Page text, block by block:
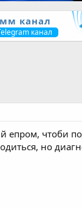
канал
канал
епром, чтоби
но